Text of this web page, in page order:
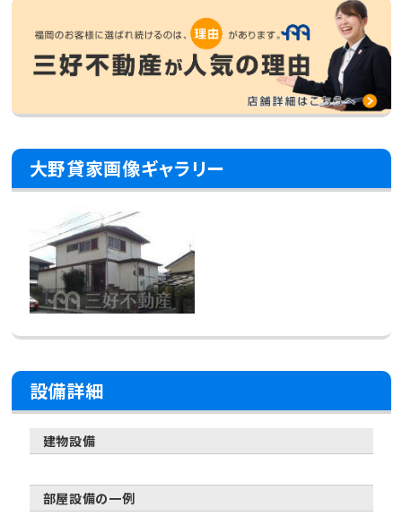
大野貸家画像ギャラリー
設備詳細
建物設備
部屋設備の一例